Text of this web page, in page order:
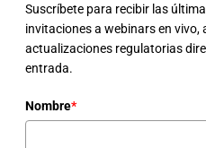
Suscríbete para recibir las
invitaciones a webinars en vivo,
actualizaciones regulatorias
entrada.
Nombre*